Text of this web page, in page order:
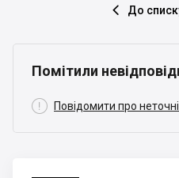
 До
Помітили
 Повідомити про